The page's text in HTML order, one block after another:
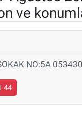
ve
NO:5A
44